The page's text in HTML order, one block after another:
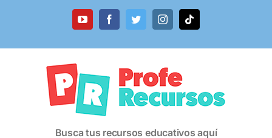
YouTubeFacebookTwitterInstagramTiktok
Busca tus recursos educativos aquí